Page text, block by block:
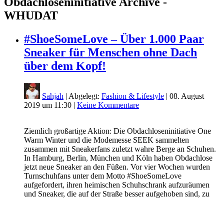
WHUDAT
#ShoeSomeLove – Über 1.000 Paar
Sneaker für Menschen ohne Dach
über dem Kopf!
Sahjah | Abgelegt: Fashion & Lifestyle | 08. August
2019 um 11:30 | Keine Kommentare
Ziemlich großartige Aktion: Die Obdachloseninitiative One
Warm Winter und die Modemesse SEEK sammelten
zusammen mit Sneakerfans zuletzt wahre Berge an Schuhen.
In Hamburg, Berlin, München und Köln haben Obdachlose
jetzt neue Sneaker an den Füßen. Vor vier Wochen wurden
Turnschuhfans unter dem Motto #ShoeSomeLove
aufgefordert, ihren heimischen Schuhschrank aufzuräumen
und Sneaker, die auf der Straße besser aufgehoben sind, zu